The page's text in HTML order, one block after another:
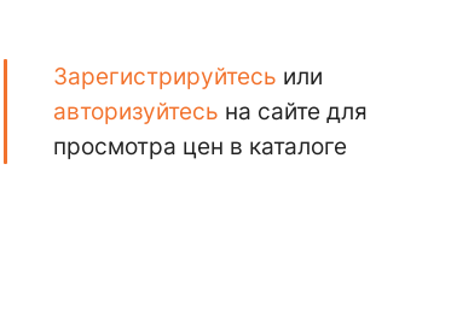
Зарегистрируйтесь или
авторизуйтесь на сайте для
просмотра цен в каталоге